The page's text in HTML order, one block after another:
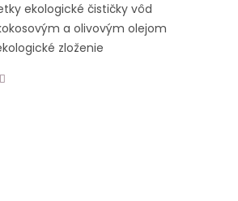
ekologické čističky vôd
a olivovým olejom
zloženie